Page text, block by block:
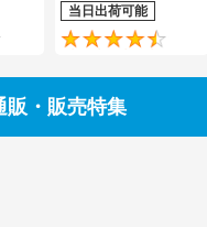
4.5
当日出荷可能
販・販売特集